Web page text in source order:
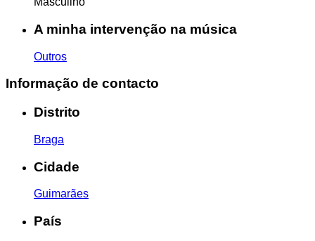
A minha intervenção na música
Outros
Informação de contacto
Distrito
Braga
Cidade
Guimarães
País